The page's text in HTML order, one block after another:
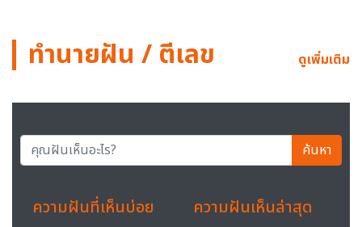
ทำนายฝัน / ตีเลข ดูเพิ่มเติม
ค้นหา
ความฝันที่เห็นบ่อย ความฝันเห็นล่าสุด